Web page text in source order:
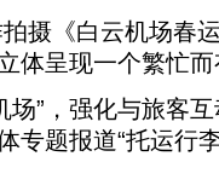
《白云机场春
体呈现一个繁忙
”，强化与旅客互
专题报道“托运行